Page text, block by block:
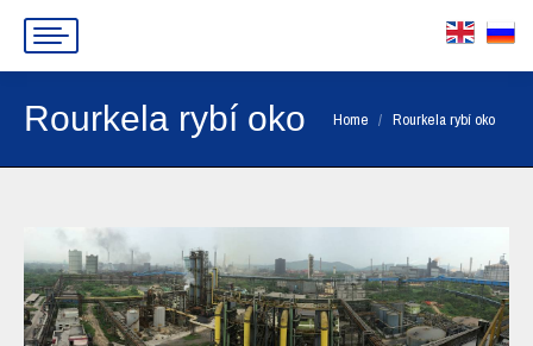
Rourkela rybí oko You are here:
Home Rourkela rybí oko